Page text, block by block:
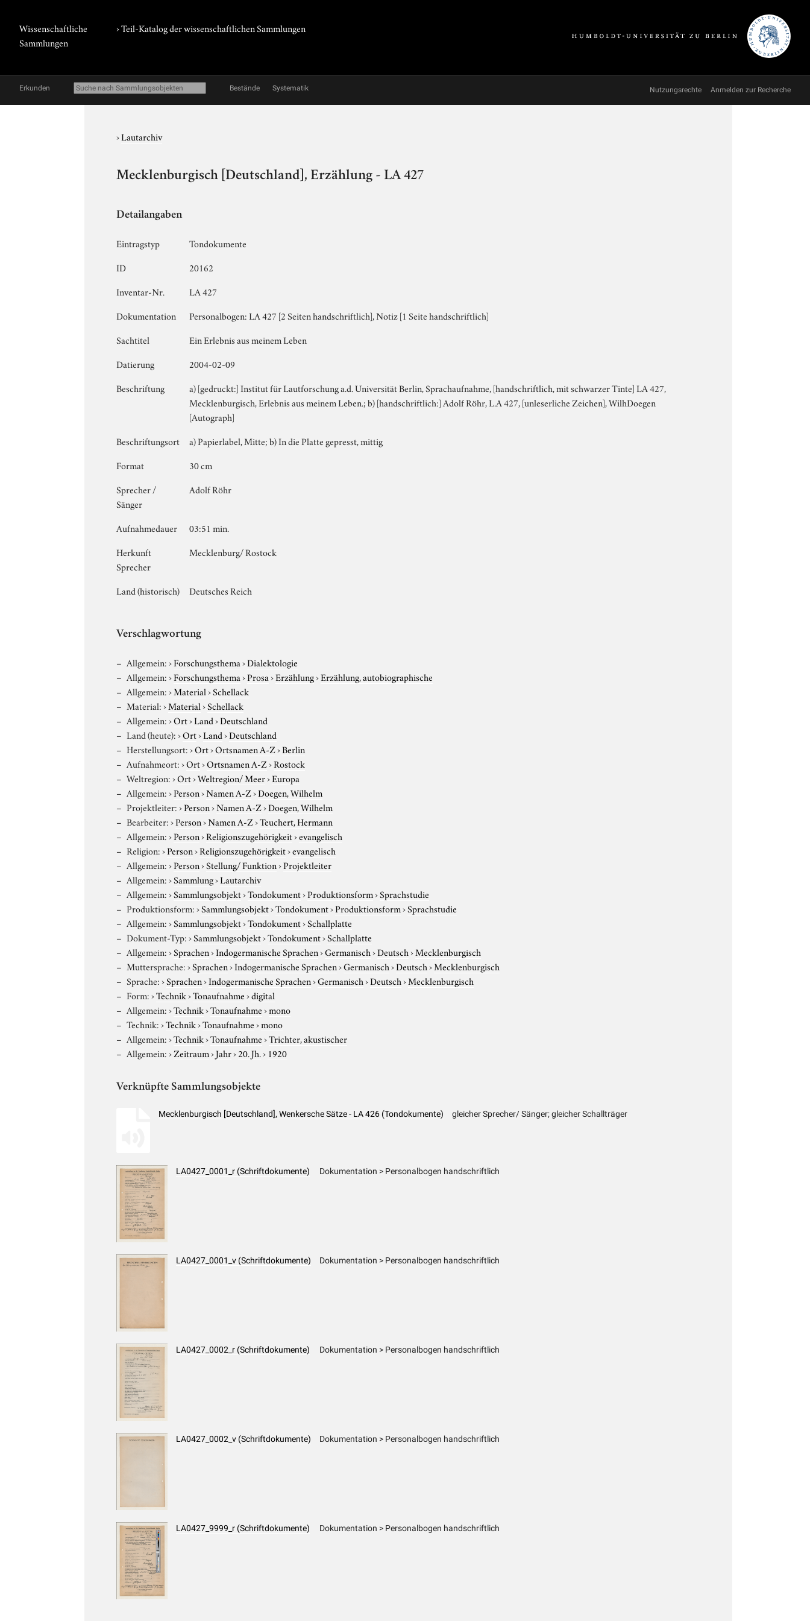
Wissenschaftliche
Sammlungen
› Teil-Katalog der wissenschaftlichen Sammlungen
Erkunden Bestände Systematik Nutzungsrechte Anmelden zur Recherche
›Lautarchiv
Mecklenburgisch [Deutschland], Erzählung - LA 427
Detailangaben
Eintragstyp
Tondokumente
ID
20162
Inventar-Nr.
LA 427
Dokumentation
Personalbogen: LA 427 [2 Seiten handschriftlich], Notiz [1 Seite handschriftlich]
Sachtitel
Ein Erlebnis aus meinem Leben
Datierung
2004-02-09
Beschriftung
a) [gedruckt:] Institut für Lautforschung a.d. Universität Berlin, Sprachaufnahme, [handschriftlich, mit schwarzer Tinte] LA 427,
Mecklenburgisch, Erlebnis aus meinem Leben.; b) [handschriftlich:] Adolf Röhr, L.A 427, [unleserliche Zeichen], WilhDoegen
[Autograph]
Beschriftungsort
a) Papierlabel, Mitte; b) In die Platte gepresst, mittig
Format
30 cm
Sprecher /
Sänger
Adolf Röhr
Aufnahmedauer
03:51 min.
Herkunft
Sprecher
Mecklenburg/ Rostock
Land (historisch) Deutsches Reich
Verschlagwortung
Allgemein:›Forschungsthema›Dialektologie
Allgemein:›Forschungsthema›Prosa›Erzählung›Erzählung, autobiographische
Allgemein:›Material›Schellack
Material:›Material›Schellack
Allgemein:›Ort›Land›Deutschland
Land (heute):›Ort›Land›Deutschland
Herstellungsort:›Ort›Ortsnamen A-Z›Berlin
Aufnahmeort:›Ort›Ortsnamen A-Z›Rostock
Weltregion:›Ort›Weltregion/ Meer›Europa
Allgemein:›Person›Namen A-Z›Doegen, Wilhelm
Projektleiter:›Person›Namen A-Z›Doegen, Wilhelm
Bearbeiter:›Person›Namen A-Z›Teuchert, Hermann
Allgemein:›Person›Religionszugehörigkeit›evangelisch
Religion:›Person›Religionszugehörigkeit›evangelisch
Allgemein:›Person›Stellung/ Funktion›Projektleiter
Allgemein:›Sammlung›Lautarchiv
Allgemein:›Sammlungsobjekt›Tondokument›Produktionsform›Sprachstudie
Produktionsform:›Sammlungsobjekt›Tondokument›Produktionsform›Sprachstudie
Allgemein:›Sammlungsobjekt›Tondokument›Schallplatte
Dokument-Typ:›Sammlungsobjekt›Tondokument›Schallplatte
Allgemein:›Sprachen›Indogermanische Sprachen›Germanisch›Deutsch›Mecklenburgisch
Muttersprache:›Sprachen›Indogermanische Sprachen›Germanisch›Deutsch›Mecklenburgisch
Sprache:›Sprachen›Indogermanische Sprachen›Germanisch›Deutsch›Mecklenburgisch
Form:›Technik›Tonaufnahme›digital
Allgemein:›Technik›Tonaufnahme›mono
Technik:›Technik›Tonaufnahme›mono
Allgemein:›Technik›Tonaufnahme›Trichter, akustischer
Allgemein:›Zeitraum›Jahr›20. Jh.› 1920
Verknüpfte Sammlungsobjekte
Mecklenburgisch [Deutschland], Wenkersche Sätze - LA 426 (Tondokumente) gleicher Sprecher/ Sänger; gleicher Schallträger
LA0427_0001_r (Schriftdokumente) Dokumentation > Personalbogen handschriftlich
LA0427_0001_v (Schriftdokumente) Dokumentation > Personalbogen handschriftlich
LA0427_0002_r (Schriftdokumente) Dokumentation > Personalbogen handschriftlich
LA0427_0002_v (Schriftdokumente) Dokumentation > Personalbogen handschriftlich
LA0427_9999_r (Schriftdokumente) Dokumentation > Personalbogen handschriftlich